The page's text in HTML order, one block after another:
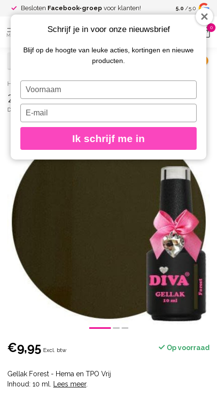
Besloten Facebook-groep voor klanten! Spaar voor
kortingen
5.0 /5.0
MENU
0
Home / 269 Gellak Forest 10 ml.
269 Gellak Forest 10 ml.
DIVA
€9,95 Excl. btw Op voorraad
Gellak Forest - Hema en TPO Vrij
Inhoud: 10 ml.
Lees meer.
Schrijf je in voor onze nieuwsbrief
Blijf op de hoogte van leuke acties, kortingen en nieuwe
producten.
Typ
je
naam
Typ
je
e-
in
Ik schrijf me in